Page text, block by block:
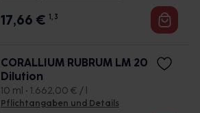
17,66 € 1, 3
CORALLIUM RUBRUM LM 20
Dilution
10 ml • 1.662,00 € / l
Pflichtangaben und Details